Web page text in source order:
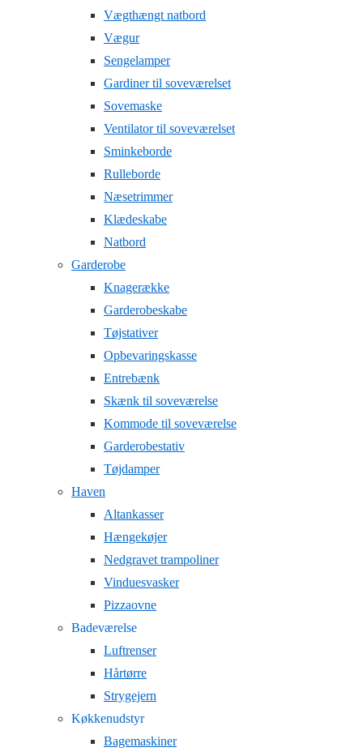
Vægthængt natbord
Vægur
Sengelamper
Gardiner til soveværelset
Sovemaske
Ventilator til soveværelset
Sminkeborde
Rulleborde
Næsetrimmer
Klædeskabe
Natbord
Garderobe
Knagerække
Garderobeskabe
Tøjstativer
Opbevaringskasse
Entrebænk
Skænk til soveværelse
Kommode til soveværelse
Garderobestativ
Tøjdamper
Haven
Altankasser
Hængekøjer
Nedgravet trampoliner
Vinduesvasker
Pizzaovne
Badeværelse
Luftrenser
Hårtørre
Strygejern
Køkkenudstyr
Bagemaskiner